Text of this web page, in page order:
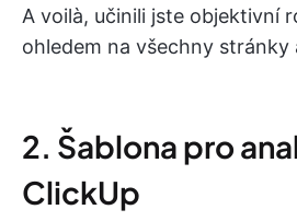
A voilà, učinili jste objektivní
ohledem na všechny stránky
2. Šablona pro
ClickUp